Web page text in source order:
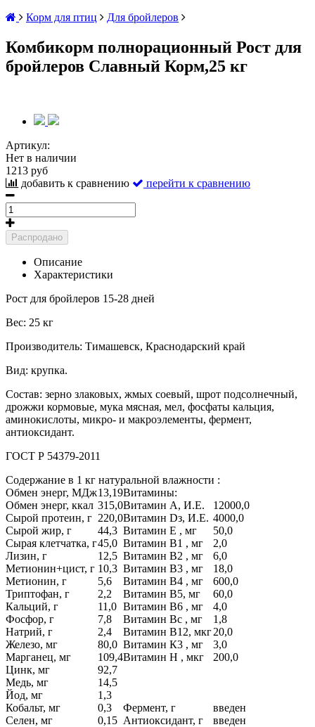
Корм для птиц
Для бройлеров
Комбикорм полнорационный Рост для
бройлеров Славный Корм,25 кг
Артикул:
Нет в наличии
1213 руб
добавить к сравнению
перейти к сравнению
Распродано
Описание
Характеристики
Рост для бройлеров 15-28 дней
Вес: 25 кг
Производитель: Тимашевск, Краснодарский край
Вид: крупка.
Состав: зерно злаковых, жмых соевый, шрот подсолнечный,
дрожжи кормовые, мука мясная, мел, фосфаты кальция,
аминокислоты, микро- и макроэлементы, фермент,
антиоксидант.
ГОСТ Р 54379-2011
Содержание в 1 кг натуральной влажности :
Обмен энерг, МДж13,19Витамины:
Обмен энерг, ккал 315,0Витамин А, И.Е.
12000,0
Сырой протеин, г 220,0Витамин Dз, И.Е. 4000,0
Сырой жир, г
44,3 Витамин Е , мг
50,0
Сырая клетчатка, г45,0 Витамин В1 , мг
2,0
Лизин, г
12,5 Витамин В2 , мг
6,0
Метионин+цист, г 10,3 Витамин В3 , мг
18,0
Метионин, г
5,6 Витамин В4 , мг
600,0
Триптофан, г
2,2 Витамин В5, мг
60,0
Кальций, г
11,0 Витамин В6 , мг
4,0
Фосфор, г
7,8 Витамин Вс , мг
1,8
Натрий, г
2,4 Витамин В12, мкг20,0
Железо, мг
80,0 Витамин К3 , мг
3,0
Марганец, мг
109,4Витамин Н , мкг
200,0
Цинк, мг
92,7
Медь, мг
14,5
Йод, мг
1,3
Кобальт, мг
0,3 Фермент, г
введен
Селен, мг
0,15 Антиоксидант, г
введен